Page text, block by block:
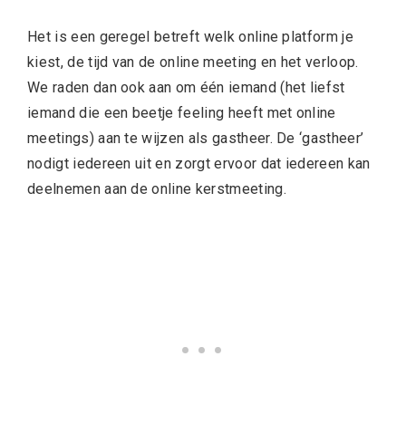
Het is een geregel betreft welk online platform je
kiest, de tijd van de online meeting en het verloop.
We raden dan ook aan om één iemand (het liefst
iemand die een beetje feeling heeft met online
meetings) aan te wijzen als gastheer. De ‘gastheer’
nodigt iedereen uit en zorgt ervoor dat iedereen kan
deelnemen aan de online kerstmeeting.